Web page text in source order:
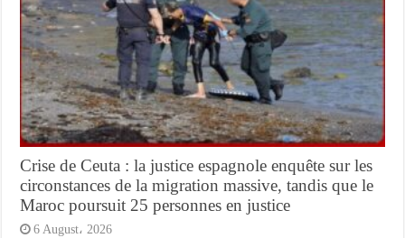
Crise de Ceuta : la justice espagnole enquête sur les
circonstances de la migration massive, tandis que le
Maroc poursuit 25 personnes en justice
6 August، 2026